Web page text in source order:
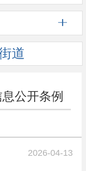
道
公开条例
2026-04-13